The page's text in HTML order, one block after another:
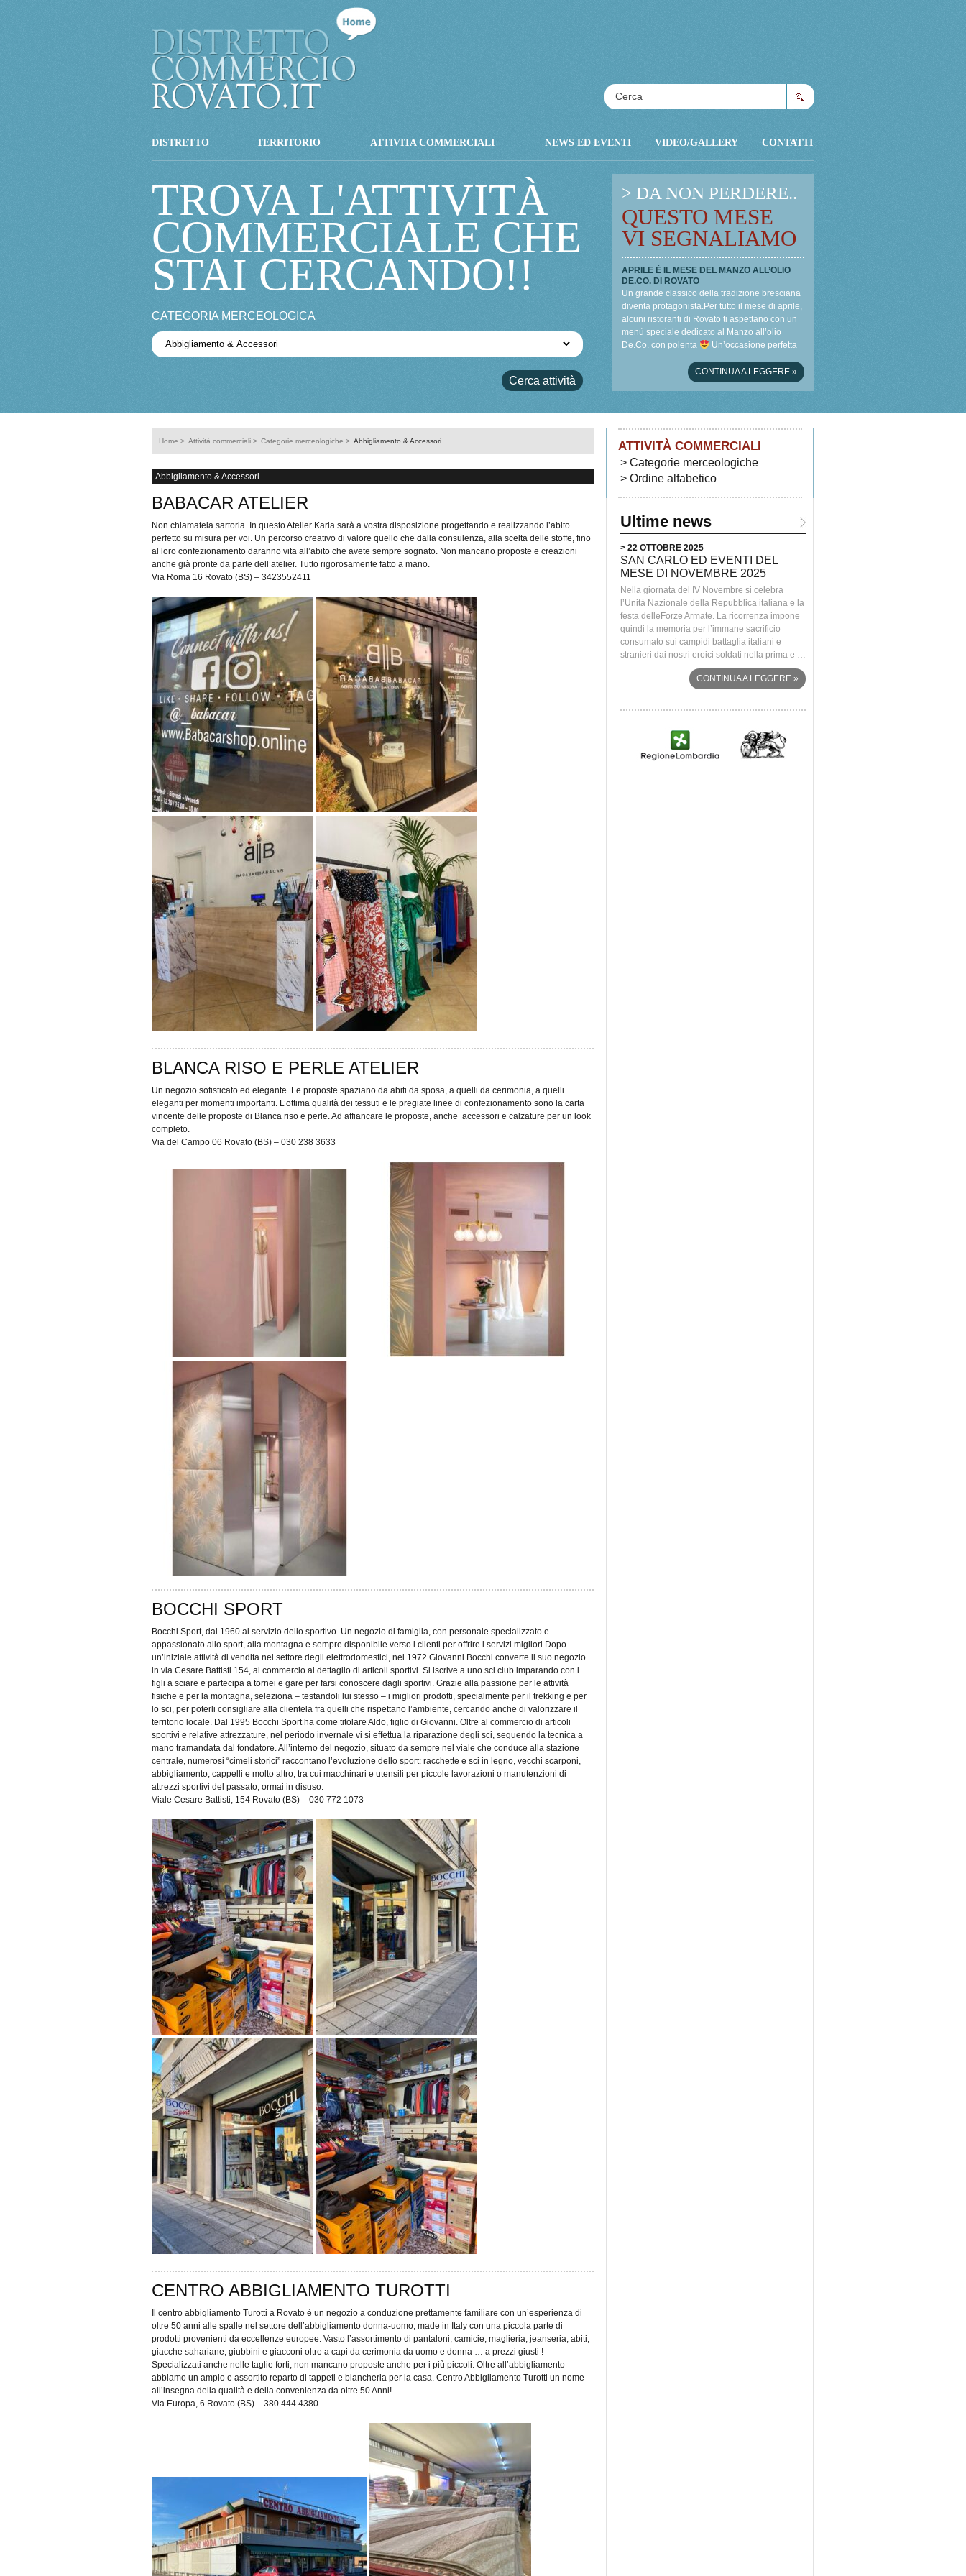
DISTRETTO TERRITORIO ATTIVITA COMMERCIALI NEWS ED EVENTI VIDEO/GALLERY CONTATTI
TROVA L'ATTIVITÀ
COMMERCIALE CHE
STAI CERCANDO!!
CATEGORIA MERCEOLOGICA
> DA NON PERDERE..
QUESTO MESE
VI SEGNALIAMO
APRILE È IL MESE DEL MANZO ALL’OLIO
DE.CO. DI ROVATO
Un grande classico della tradizione bresciana
diventa protagonista.Per tutto il mese di aprile,
alcuni ristoranti di Rovato ti aspettano con un
menù speciale dedicato al Manzo all’olio
De.Co. con polenta
Un’occasione perfetta
CONTINUA A LEGGERE »
Home > Attività commerciali > Categorie merceologiche > Abbigliamento & Accessori
Abbigliamento & Accessori
BABACAR ATELIER
Non chiamatela sartoria. In questo Atelier Karla sarà a vostra disposizione progettando e realizzando l’abito
perfetto su misura per voi. Un percorso creativo di valore quello che dalla consulenza, alla scelta delle stoffe, fino
al loro confezionamento daranno vita all’abito che avete sempre sognato. Non mancano proposte e creazioni
anche già pronte da parte dell’atelier. Tutto rigorosamente fatto a mano.
Via Roma 16 Rovato (BS) – 3423552411
BLANCA RISO E PERLE ATELIER
Un negozio sofisticato ed elegante. Le proposte spaziano da abiti da sposa, a quelli da cerimonia, a quelli
eleganti per momenti importanti. L’ottima qualità dei tessuti e le pregiate linee di confezionamento sono la carta
vincente delle proposte di Blanca riso e perle. Ad affiancare le proposte, anche accessori e calzature per un look
completo.
Via del Campo 06 Rovato (BS) – 030 238 3633
BOCCHI SPORT
Bocchi Sport, dal 1960 al servizio dello sportivo. Un negozio di famiglia, con personale specializzato e
appassionato allo sport, alla montagna e sempre disponibile verso i clienti per offrire i servizi migliori.Dopo
un’iniziale attività di vendita nel settore degli elettrodomestici, nel 1972 Giovanni Bocchi converte il suo negozio
in via Cesare Battisti 154, al commercio al dettaglio di articoli sportivi. Si iscrive a uno sci club imparando con i
figli a sciare e partecipa a tornei e gare per farsi conoscere dagli sportivi. Grazie alla passione per le attività
fisiche e per la montagna, seleziona – testandoli lui stesso – i migliori prodotti, specialmente per il trekking e per
lo sci, per poterli consigliare alla clientela fra quelli che rispettano l’ambiente, cercando anche di valorizzare il
territorio locale. Dal 1995 Bocchi Sport ha come titolare Aldo, figlio di Giovanni. Oltre al commercio di articoli
sportivi e relative attrezzature, nel periodo invernale vi si effettua la riparazione degli sci, seguendo la tecnica a
mano tramandata dal fondatore. All’interno del negozio, situato da sempre nel viale che conduce alla stazione
centrale, numerosi “cimeli storici” raccontano l’evoluzione dello sport: racchette e sci in legno, vecchi scarponi,
abbigliamento, cappelli e molto altro, tra cui macchinari e utensili per piccole lavorazioni o manutenzioni di
attrezzi sportivi del passato, ormai in disuso.
Viale Cesare Battisti, 154 Rovato (BS) – 030 772 1073
CENTRO ABBIGLIAMENTO TUROTTI
Il centro abbigliamento Turotti a Rovato è un negozio a conduzione prettamente familiare con un’esperienza di
oltre 50 anni alle spalle nel settore dell’abbigliamento donna-uomo, made in Italy con una piccola parte di
prodotti provenienti da eccellenze europee. Vasto l’assortimento di pantaloni, camicie, maglieria, jeanseria, abiti,
giacche sahariane, giubbini e giacconi oltre a capi da cerimonia da uomo e donna … a prezzi giusti !
Specializzati anche nelle taglie forti, non mancano proposte anche per i più piccoli. Oltre all’abbigliamento
abbiamo un ampio e assortito reparto di tappeti e biancheria per la casa. Centro Abbigliamento Turotti un nome
all’insegna della qualità e della convenienza da oltre 50 Anni!
Via Europa, 6 Rovato (BS) – 380 444 4380
ATTIVITÀ COMMERCIALI
Categorie merceologiche
Ordine alfabetico
Ultime news
> 22 OTTOBRE 2025
SAN CARLO ED EVENTI DEL
MESE DI NOVEMBRE 2025
Nella giornata del IV Novembre si celebra
l’Unità Nazionale della Repubblica italiana e la
festa delleForze Armate. La ricorrenza impone
quindi la memoria per l’immane sacrificio
consumato sui campidi battaglia italiani e
stranieri dai nostri eroici soldati nella prima e …
CONTINUA A LEGGERE »